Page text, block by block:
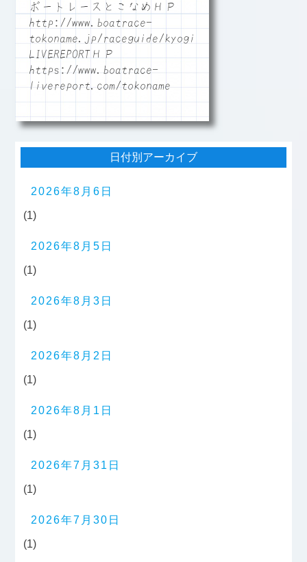
ボートレースとこなめＨＰ
http://www.boatrace-
tokoname.jp/raceguide/kyogi06
LIVEREPORTＨＰ
https://www.boatrace-
livereport.com/tokoname
日付別アーカイブ
2026年8月6日
(1)
2026年8月5日
(1)
2026年8月3日
(1)
2026年8月2日
(1)
2026年8月1日
(1)
2026年7月31日
(1)
2026年7月30日
(1)